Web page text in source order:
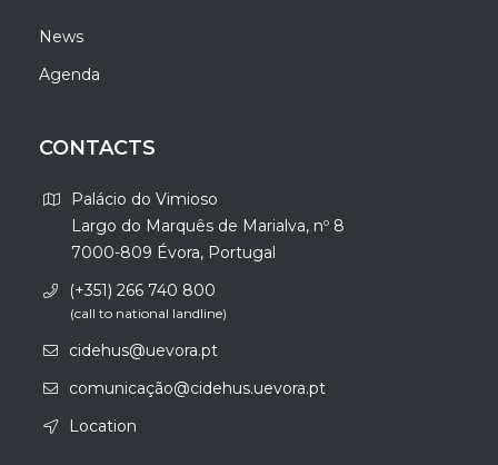
News
Agenda
CONTACTS
Palácio do Vimioso
Largo do Marquês de Marialva, nº 8
7000-809 Évora, Portugal
(+351) 266 740 800
(call to national landline)
cidehus@uevora.pt
comunicação@cidehus.uevora.pt
Location